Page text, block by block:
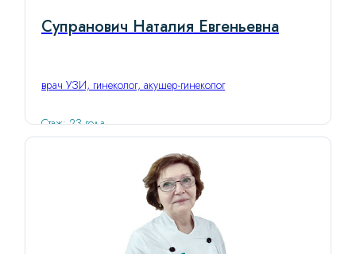
Супранович Наталия Евгеньевна
врач УЗИ, гинеколог, акушер-гинеколог
Стаж: 23 года